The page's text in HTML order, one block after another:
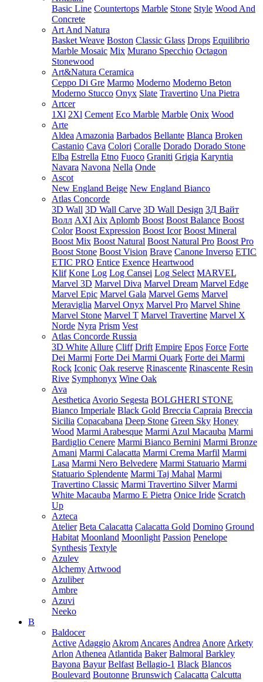
Basic Line Countertops Marble Stone Style Wood And
Concrete
Art And Natura
Basket Weave Boston Classic Glass Drops Equilibrio
Marble Mosaic Mix Murano Specchio Octagon
Stonewood
Art&Natura Ceramica
Ceppo Di Gre Marmo Moderno Moderno Beton
Moderno Stucco Onyx Slate Travertino Una Pietra
Artcer
1Xl 2Xl Cement Eco Marble Marble Onix Wood
Arte
Aldea Amazonia Barbados Bellante Blanca Broken
Castanio Cava Colori Coralle Dorado Dorado Stone
Elba Estrella Etno Fuoco Graniti Grigia Karyntia
Navara Navona Nella Onde
Ascot
New England Beige New England Bianco
Atlas Concorde
3D Wall 3D Wall Carve 3D Wall Design 3Д Вайт
Волл AXI Aix Aplomb Boost Boost Balance Boost
Color Boost Expression Boost Icor Boost Mineral
Boost Mix Boost Natural Boost Natural Pro Boost Pro
Boost Stone Boost Vision Brave Canone Inverso ETIC
ETIC PRO Entice Exence Heartwood
Klif Kone Log Log Cansei Log Select MARVEL
Marvel 3D Marvel Diva Marvel Dream Marvel Edge
Marvel Epic Marvel Gala Marvel Gems Marvel
Meraviglia Marvel Onyx Marvel Pro Marvel Shine
Marvel Stone Marvel T Marvel Travertine Marvel X
Norde Nyra Prism Vest
Atlas Concorde Russia
3D White Allure Cliff Drift Empire Epos Force Forte
Dei Marmi Forte Dei Marmi Quark Forte dei Marmi
Rock Iconic Oak reserve Rinascente Rinascente Resin
Rive Symphonyx Wine Oak
Ava
Aesthetica Avorio Segesta BOLGHERI STONE
Bianco Imperiale Black Gold Breccia Capraia Breccia
Sicilia Copacabana Deep Stone Green Sky Honey
Wood Marmi Arabesque Marmi Azul Macauba Marmi
Bardiglio Cenere Marmi Bianco Bernini Marmi Bronze
Amani Marmi Calacatta Marmi Crema Marfil Marmi
Lasa Marmi Nero Belvedere Marmi Statuario Marmi
Statuario Splendente Marmi Taj Mahal Marmi
Travertino Classic Marmi Travertino Silver Marmi
White Macauba Marmo E Pietra Onice Iride Scratch
Up
Azteca
Atelier Beta Calacatta Calacatta Gold Domino Ground
Habitat Moonland Moonlight Passion Penelope
Synthesis Textyle
Azulev
Alchemy Artwood
Azuliber
Ambre
Azuvi
Neeko
B
Baldocer
Active Adaggio Akrom Ancares Andrea Anore Arkety
Arlon Athenea Atlantida Baker Balmoral Barkley
Bayona Bayur Belfast Bellagio-1 Black Blancos
Boulevard Boutonne Brunswich Calacatta Calcutta